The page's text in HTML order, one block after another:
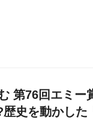
第76回エミ
史を動かした